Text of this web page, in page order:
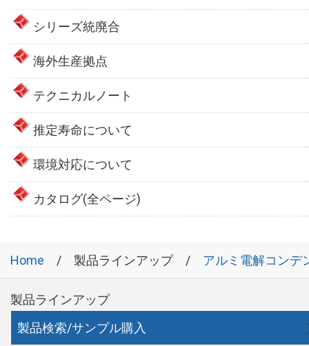
シリーズ統廃合
海外生産拠点
テクニカルノート
推定寿命について
環境対応について
カタログ(全ページ)
Home 製品ラインアップ アルミ電解コンデ
製品ラインアップ
製品検索/サンプル購入